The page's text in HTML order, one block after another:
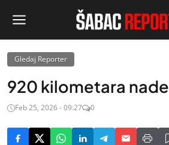
Gledaj Reporter
920 kilometara nade
Feb 25, 2026 - 09:27 0